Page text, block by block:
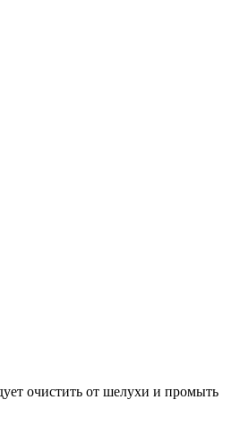
очистить от шелухи и промыть